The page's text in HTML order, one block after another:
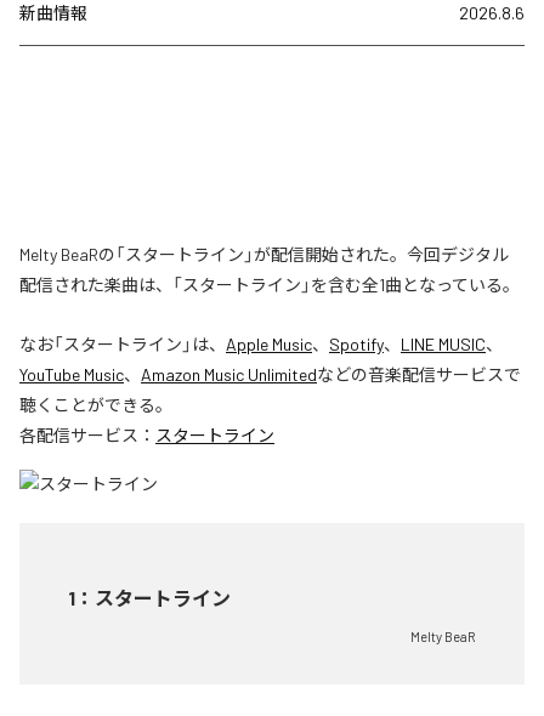
新曲情報 2026.8.6
Melty BeaRの「スタートライン」が配信開始された。今回デジタル
配信された楽曲は、「スタートライン」を含む全1曲となっている。
なお「スタートライン 」は、 Apple Music、 Spotify、 LINE MUSIC、
YouTube Music、 Amazon Music Unlimitedなどの音楽配信サービスで
聴くことができる。
各配信サービス： スタートライン
1 ： スタートライン
Melty BeaR